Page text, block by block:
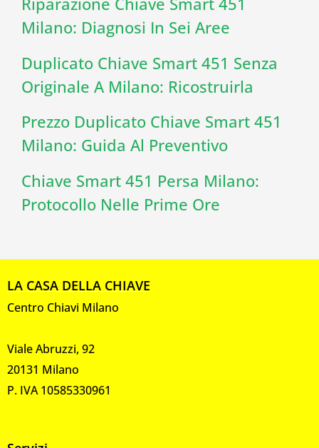
Milano: Diagnosi In Sei Aree
Duplicato Chiave Smart 451 Senza
Originale A Milano: Ricostruirla
Prezzo Duplicato Chiave Smart 451
Milano: Guida Al Preventivo
Chiave Smart 451 Persa Milano:
Protocollo Nelle Prime Ore
LA CASA DELLA CHIAVE
Centro Chiavi Milano
Viale Abruzzi, 92
20131 Milano
P. IVA 10585330961